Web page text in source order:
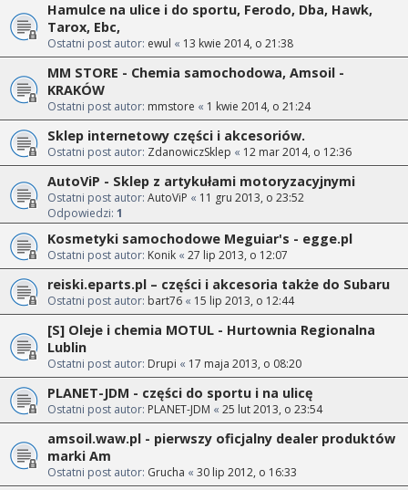
Hamulce na ulice i do sportu, Ferodo, Dba, Hawk,
Tarox, Ebc,
Ostatni post autor: ewul « 13 kwie 2014, o 21:38
MM STORE - Chemia samochodowa, Amsoil -
KRAKÓW
Ostatni post autor: mmstore « 1 kwie 2014, o 21:24
Sklep internetowy części i akcesoriów.
Ostatni post autor: ZdanowiczSklep « 12 mar 2014, o 12:36
AutoViP - Sklep z artykułami motoryzacyjnymi
Ostatni post autor: AutoViP « 11 gru 2013, o 23:52
Odpowiedzi: 1
Kosmetyki samochodowe Meguiar's - egge.pl
Ostatni post autor: Konik « 27 lip 2013, o 12:07
reiski.eparts.pl – części i akcesoria także do Subaru
Ostatni post autor: bart76 « 15 lip 2013, o 12:44
[S] Oleje i chemia MOTUL - Hurtownia Regionalna
Lublin
Ostatni post autor: Drupi « 17 maja 2013, o 08:20
PLANET-JDM - części do sportu i na ulicę
Ostatni post autor: PLANET-JDM « 25 lut 2013, o 23:54
amsoil.waw.pl - pierwszy oficjalny dealer produktów
marki Am
Ostatni post autor: Grucha « 30 lip 2012, o 16:33